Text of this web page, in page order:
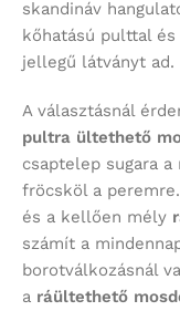
skandináv
kőhatású pulttal
jellegű látványt ad.
A választásnál
pultra ültethető
csaptelep sugara
fröcsköl a
és a kellően mély
számít a
borotválkozásnál
a ráültethető